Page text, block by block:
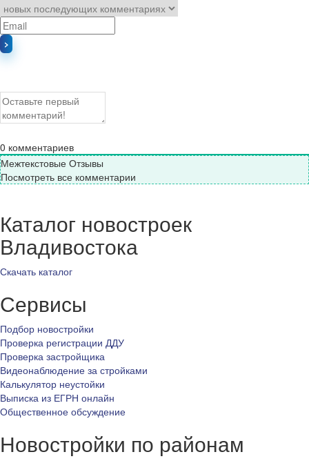
0 комментариев
Межтекстовые Отзывы
Посмотреть все комментарии
Каталог новостроек
Владивостока
Скачать каталог
Сервисы
Подбор новостройки
Проверка регистрации ДДУ
Проверка застройщика
Видеонаблюдение за стройками
Калькулятор неустойки
Выписка из ЕГРН онлайн
Общественное обсуждение
Новостройки по районам